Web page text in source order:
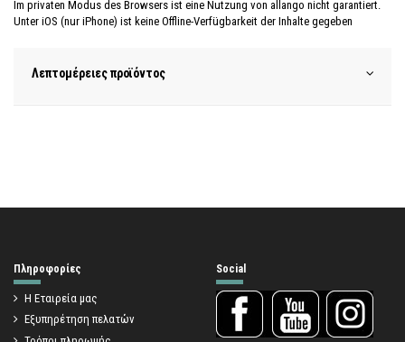
Im privaten Modus des Browsers ist eine Nutzung von allango nicht garantiert.
Unter iOS (nur iPhone) ist keine Offline-Verfügbarkeit der Inhalte gegeben
Λεπτομέρειες προϊόντος
Πληροφορίες
Η Εταιρεία μας
Εξυπηρέτηση πελατών
Social